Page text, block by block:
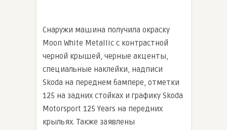
Снаружи машина получила окраску
Moon White Metallic с контрастной
черной крышей, черные акценты,
специальные наклейки, надписи
Skoda на переднем бампере, отметки
125 на задних стойках и графику Skoda
Motorsport 125 Years на передних
крыльях. Также заявлены